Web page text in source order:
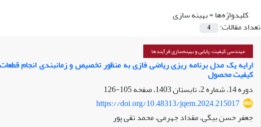
کلیدواژه‌ها =بهینه سازی
تعداد مقالات:
4
مهندسی کیفیت، پایایی و بهینه‌سازی فرآیندها
کیفیت محصول
دوره 14، شماره 2، تابستان 1403، صفحه
105-126
https://doi.org/10.48313/jqem.2024.215017
جعفر حسن بیگی، مقداد جهرمی، محمد تقی پور